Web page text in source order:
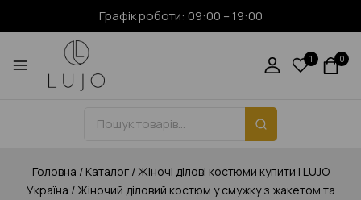
Графік роботи: 09:00 – 19:00
1 0
Головна / Каталог /Жіночі ділові костюми купити | LUJO
Україна /Жіночий діловий костюм у смужку з жакетом та